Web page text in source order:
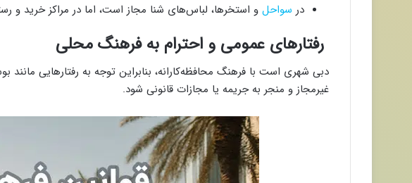
در سواحل و استخرها، لباس‌های شنا مجاز است، اما در مراکز خرید و
رفتارهای عمومی و احترام به فرهنگ محلی
دبی شهری است با فرهنگ محافظه‌کارانه، بنابراین توجه به رفتارهایی
غیرمجاز و منجر به جریمه یا مجازات قانونی شود.